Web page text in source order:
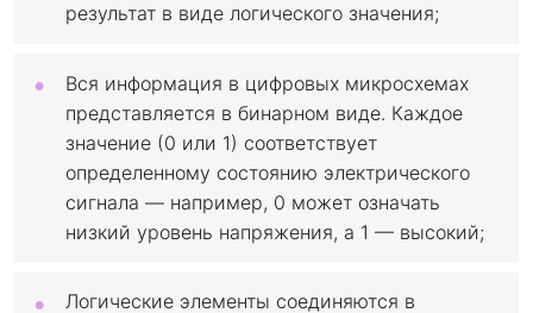
результат в виде логического значения;
Вся информация в цифровых микросхемах
представляется в бинарном виде. Каждое
значение (0 или 1) соответствует
определенному состоянию электрического
сигнала — например, 0 может означать
низкий уровень напряжения, а 1 — высокий;
Логические элементы соединяются в